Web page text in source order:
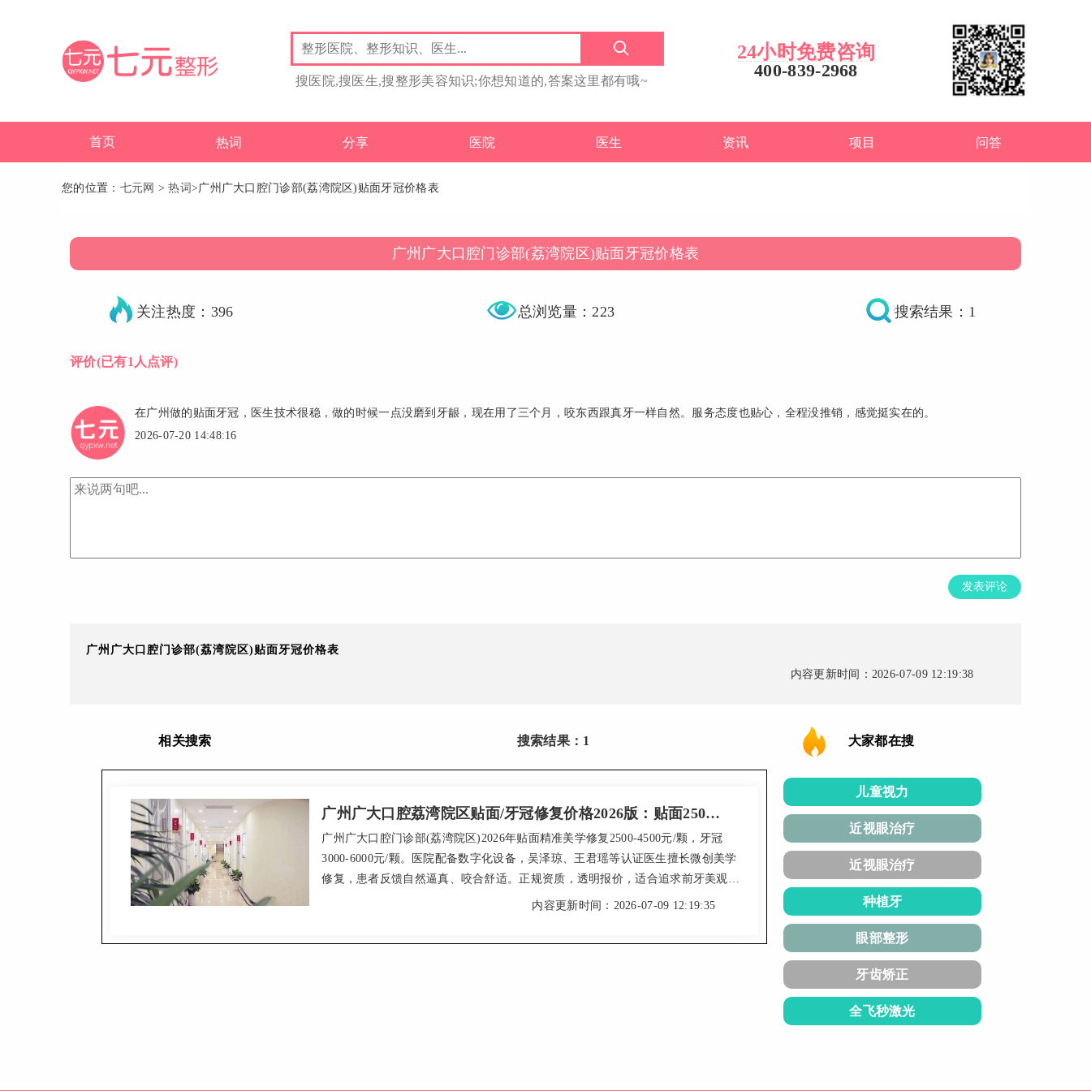
搜医院,搜医生,搜整形美容知识;你想知道的,答案这里都有哦~
24小时免费咨询
400-839-2968
首页 热词 分享 医院 医生 资讯 项目 问答
您的位置： 七元网 >热词>广州广大口腔门诊部(荔湾院区)贴面牙冠价格表
广州广大口腔门诊部(荔湾院区)贴面牙冠价格表
关注热度：396 总浏览量：223 搜索结果：1
评价(已有1人点评)
在广州做的贴面牙冠，医生技术很稳，做的时候一点没磨到牙龈，现在用了三个月，咬东西跟真牙一样自然。服务态度也贴心，全程没推销，感觉挺实在的。
2026-07-20 14:48:16
发表评论
广州广大口腔门诊部(荔湾院区)贴面牙冠价格表
内容更新时间：2026-07-09 12:19:38
相关搜索 搜索结果：1
广州广大口腔荔湾院区贴面/牙冠修复价格2026版：贴面2500元起，牙冠3000元起，吴泽琼、王君瑶医生DSD美学设计自然逼真
广州广大口腔门诊部(荔湾院区)2026年贴面精准美学修复2500-4500元/颗，牙冠
3000-6000元/颗。医院配备数字化设备，吴泽琼、王君瑶等认证医生擅长微创美学
修复，患者反馈自然逼真、咬合舒适。正规资质，透明报价，适合追求前牙美观或
牙体缺损修复的患者。建议到院免费检查后获取个性化方案。
内容更新时间：2026-07-09 12:19:35
大家都在搜
儿童视力
近视眼治疗
近视眼治疗
种植牙
眼部整形
牙齿矫正
全飞秒激光